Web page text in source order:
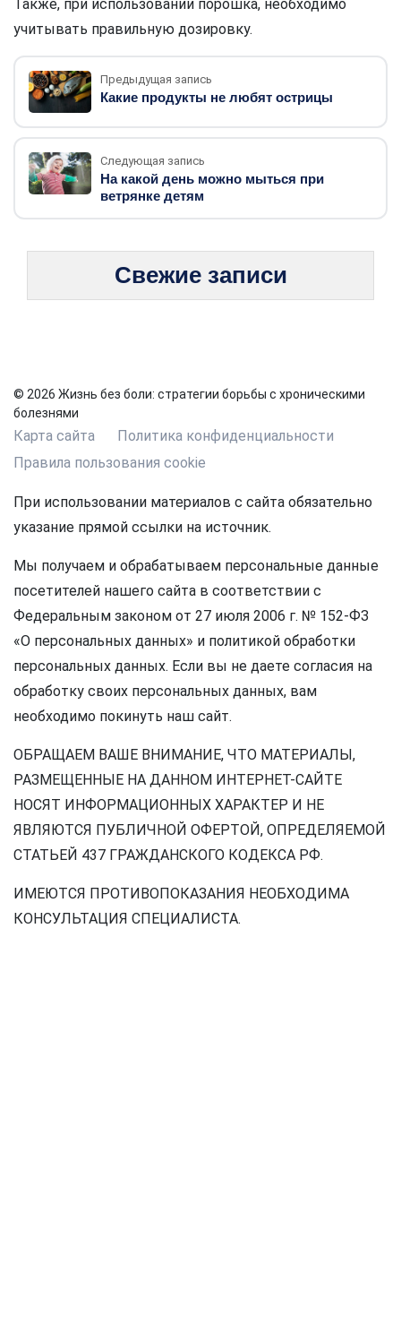
Также, при использовании порошка, необходимо
учитывать правильную дозировку.
Предыдущая запись
Какие продукты не любят острицы
Следующая запись
На какой день можно мыться при
ветрянке детям
Свежие записи
© 2026 Жизнь без боли: стратегии борьбы с хроническими
болезнями
Карта сайта
Политика конфиденциальности
Правила пользования cookie
При использовании материалов с сайта обязательно
указание прямой ссылки на источник.
Мы получаем и обрабатываем персональные данные
посетителей нашего сайта в соответствии с
Федеральным законом от 27 июля 2006 г. № 152-ФЗ
«О персональных данных» и политикой обработки
персональных данных. Если вы не даете согласия на
обработку своих персональных данных, вам
необходимо покинуть наш сайт.
ОБРАЩАЕМ ВАШЕ ВНИМАНИЕ, ЧТО МАТЕРИАЛЫ,
РАЗМЕЩЕННЫЕ НА ДАННОМ ИНТЕРНЕТ-САЙТЕ
НОСЯТ ИНФОРМАЦИОННЫХ ХАРАКТЕР И НЕ
ЯВЛЯЮТСЯ ПУБЛИЧНОЙ ОФЕРТОЙ, ОПРЕДЕЛЯЕМОЙ
СТАТЬЕЙ 437 ГРАЖДАНСКОГО КОДЕКСА РФ.
ИМЕЮТСЯ ПРОТИВОПОКАЗАНИЯ НЕОБХОДИМА
КОНСУЛЬТАЦИЯ СПЕЦИАЛИСТА.